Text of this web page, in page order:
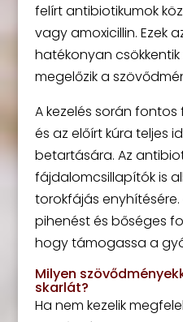
felírt antibiotikumok
vagy amoxicillin. Ezek
hatékonyan
megelőzik a
A kezelés során
és az előírt kúra teljes
betartására. Az
fájdalomcsillapítók is
torokfájás
pihenést és bőséges
hogy támogassa a
Milyen
skarlát?
Ha nem kezelik